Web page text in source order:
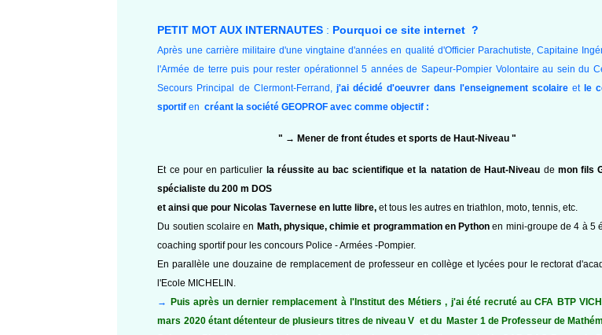
PETIT MOT AUX INTERNAUTES : Pourquoi ce site internet ?
Après une carrière militaire d'une vingtaine d'années en qualité d'Officier Parachutiste, Capitaine
l'Armée de terrepuis pour rester opérationnel 5 années de Sapeur-Pompier Volontaire au sein du
Secours Principal de Clermont-Ferrand, j'ai décidé d'oeuvrer dans l'enseignement scolaire etle
sportifencréant la société GEOPROF avec comme objectif :
" → Mener de front études et sports de Haut-Niveau "
Et ce pour en particulier la réussite au bac scientifique et la natation de Haut-Niveau de mon fils
spécialiste du 200 m DOS
et ainsi que pour Nicolas Tavernese en lutte libre, et tous les autres en triathlon, moto, tennis, etc.
Du soutien scolaire en Math, physique, chimie et programmation en Python en mini-groupe de 4 à 5
coaching sportif pour les concours Police - Armées -Pompier.
En parallèle une douzaine de remplacement de professeur en collège et lycées pour le rectorat
l'Ecole MICHELIN.
→
Puis après un dernier remplacement à l'Institut des Métiers , j'ai été recruté au CFA BTP
mars 2020 étant détenteur de plusieurs titres de niveau V et du Master 1 de Professeur de